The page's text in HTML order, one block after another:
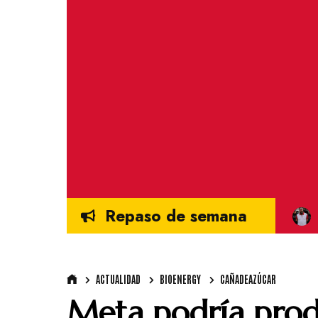
Repaso de semana
ACTUALIDAD BIOENERGY CAÑADEAZÚCAR